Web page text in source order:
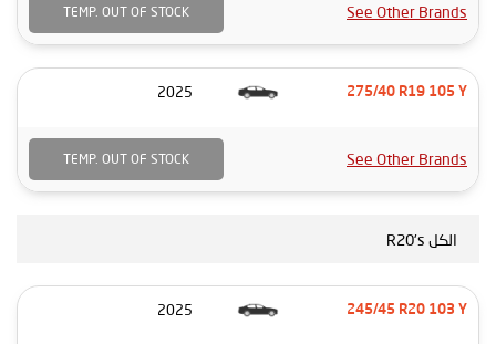
See Other Brands
TEMP. OUT OF STOCK
275/40 R19 105 Y
2025
See Other Brands
TEMP. OUT OF STOCK
الكل R20's
245/45 R20 103 Y
2025